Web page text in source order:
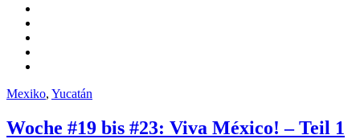
Mexiko, Yucatán
Woche #19 bis #23: Viva México! – Teil 1